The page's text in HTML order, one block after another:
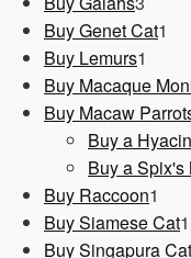
Buy Genet Cat1
Buy Lemurs1
Buy Macaque
Buy Macaw
Buy a
Buy a Spix's
Buy Raccoon1
Buy Siamese Cat1
Buy Singapura Cat